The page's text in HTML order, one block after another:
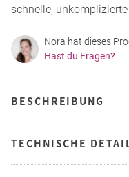
schnelle,
Nora hat dieses
Hast du Fragen?
BESCHREIBUNG
TECHNISCHE